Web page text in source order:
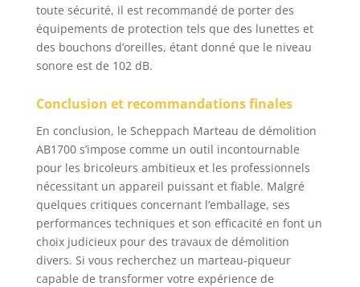
toute sécurité, il est recommandé de porter des
équipements de protection tels que des lunettes et
des bouchons d’oreilles, étant donné que le niveau
sonore est de 102 dB.
Conclusion et recommandations finales
En conclusion, le Scheppach Marteau de démolition
AB1700 s’impose comme un outil incontournable
pour les bricoleurs ambitieux et les professionnels
nécessitant un appareil puissant et fiable. Malgré
quelques critiques concernant l’emballage, ses
performances techniques et son efficacité en font un
choix judicieux pour des travaux de démolition
divers. Si vous recherchez un marteau-piqueur
capable de transformer votre expérience de